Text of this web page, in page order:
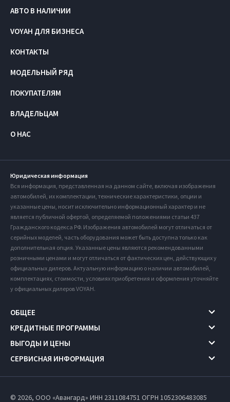
АВТО В НАЛИЧИИ
VOYAH ДЛЯ БИЗНЕСА
КОНТАКТЫ
МОДЕЛЬНЫЙ РЯД
ПОКУПАТЕЛЯМ
ВЛАДЕЛЬЦАМ
О НАС
Юридическая информация
Вся информация, представленная на данном сайте, включая изображения
автомобилей, их комплектации, технические характеристики, опции и
указанные цены, носит исключительно информационный характер и не
является публичной офертой, определяемой положениями статьи 437
Гражданского кодекса РФ. Изображения автомобилей могут отличаться от
серийных моделей, часть оборудования может быть доступна только как
дополнительная опция. Указанные цены являются рекомендованными
розничными ценами и могут отличаться от фактических цен, действующих у
официальных дилеров. Актуальную информацию о наличии автомобилей,
комплектациях, стоимости, условиях приобретения и оформления уточняйте
у официальных дилеров VOYAH.
ОБЩЕЕ
КРЕДИТНЫЕ ПРОГРАММЫ
ВЫГОДЫ И ЦЕНЫ
СЕРВИСНАЯ ИНФОРМАЦИЯ
© 2026, ООО «Авангард» ИНН 2311084751 ОГРН 1052306483085